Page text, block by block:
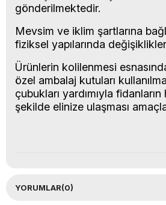
Mevsim ve iklim şartlarına
fiziksel yapılarında
Ürünlerin kolilenmesi
özel ambalaj kutuları
çubukları yardımıyla fidanların
şekilde elinize ulaşması
YORUMLAR(0)